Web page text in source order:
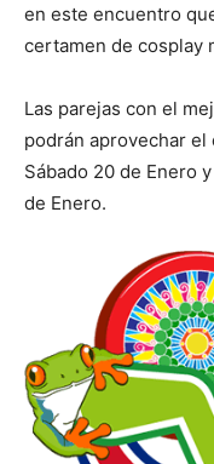
en este encuentro
certamen de cosplay
Las parejas con el
podrán aprovechar
Sábado 20 de Enero
de Enero.